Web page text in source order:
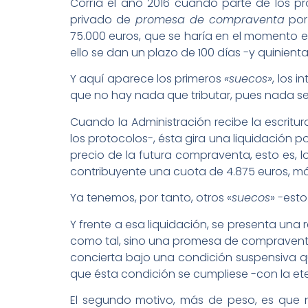
privado de promesa de compraventa
75.000 euros, que se haría en el momento
ello se dan un plazo de 100 días -y
Y aquí aparece los primeros «suecos», los
que no hay nada que tributar, pues nada
Cuando la Administración recibe la
los protocolos-, ésta gira una liquidación
precio de la futura compraventa, esto es,
contribuyente una cuota de 4.875 euros,
Ya tenemos, por tanto, otros «suecos» -
Y frente a esa liquidación, se presenta
como tal, sino una promesa de
concierta bajo una condición suspensiva
que ésta condición se cumpliese -con la
El segundo motivo, más de peso, es